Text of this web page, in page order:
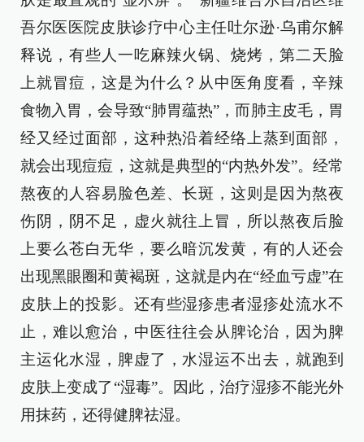
吾尔医医院皮肤诊疗中心主任吐尔逊·乌甫尔解
释说，有些人一吃麻辣火锅、烧烤，第二天脸
上就冒痘，这是为什么？从中医角度看，辛辣
食物入胃，会导致“肺胃蕴热”，而肺主皮毛，胃
经又经过面部，这种热沿着经络上蒸到面部，
就会出现痘痘，这就是典型的“内热外发”。经常
熬夜的人容易脸色差、长斑，这则是因为熬夜
伤阴，阴不足，虚火就往上冒，所以熬夜后脸
上要么苍白无华，要么暗沉发黄，有的人还会
出现黑眼圈和黄褐斑，这就是内在“经血亏虚”在
皮肤上的投影。还有些湿疹患者湿疹处流水不
止，难以愈治，中医往往会从脾论治，因为脾
主运化水湿，脾虚了，水湿运不出去，就跑到
皮肤上变成了“湿毒”。因此，治疗湿疹不能光外
用抹药，还得健脾祛湿。